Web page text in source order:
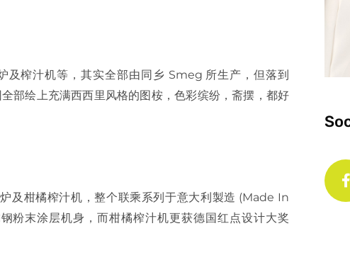
榨汁机等，其实全部由同乡 Smeg 所生产，但落到
部绘上充满西西里风格的图桉，色彩缤纷，斋摆，都好
及柑橘榨汁机，整个联乘系列于意大利製造 (Made In
粉末涂层机身，而柑橘榨汁机更获德国红点设计大奖
c